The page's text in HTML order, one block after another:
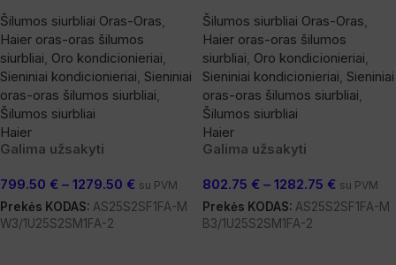
Šilumos siurbliai Oras-Oras,
Haier oras-oras šilumos
siurbliai, Oro kondicionieriai,
Sieniniai kondicionieriai, Sieniniai
oras-oras šilumos siurbliai,
Šilumos siurbliai
Haier
Galima užsakyti
799.50 € – 1279.50 € su PVM
Prekės KODAS: AS25S2SF1FA-M
W3/1U25S2SM1FA-2
Šilumos siurbliai Oras-Oras,
Haier oras-oras šilumos
siurbliai, Oro kondicionieriai,
Sieniniai kondicionieriai, Sieniniai
oras-oras šilumos siurbliai,
Šilumos siurbliai
Haier
Galima užsakyti
802.75 € – 1282.75 € su PVM
Prekės KODAS: AS25S2SF1FA-M
B3/1U25S2SM1FA-2